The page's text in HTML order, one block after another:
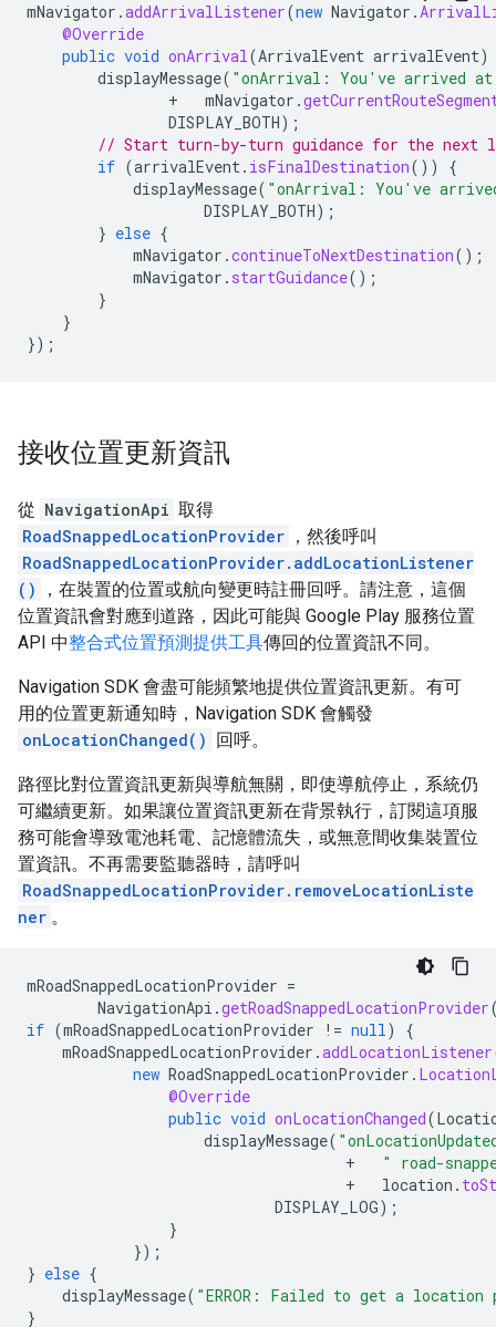
mNavigator .addArrivalListener(new Navigator .
@Override
public void onArrival(ArrivalEvent arrivalEvent)
displayMessage( "onArrival: You've arrived
+
mNavigator .
DISPLAY_BOTH);
// Start turn-by-turn guidance for the next
if (arrivalEvent. isFinalDestination())
{
displayMessage( "onArrival: You've
DISPLAY_BOTH);
} else {
mNavigator .continueToNextDestination();
mNavigator . startGuidance();
}
}
});
接收位置更新資訊
從 NavigationApi 取得
RoadSnappedLocationProvider ，然後呼叫
RoadSnappedLocationProvider.addLocationListener
()
，在裝置的位置或航向變更時註冊回呼。請注意，這個
位置資訊會對應到道路，因此可能與 Google Play 服務位置
API 中整合式位置預測提供工具傳回的位置資訊不同。
Navigation SDK 會盡可能頻繁地提供位置資訊更新。有可
用的位置更新通知時，Navigation SDK 會觸發
onLocationChanged() 回呼。
路徑比對位置資訊更新與導航無關，即使導航停止，系統仍
可繼續更新。如果讓位置資訊更新在背景執行，訂閱這項服
務可能會導致電池耗電、記憶體流失，或無意間收集裝置位
置資訊。不再需要監聽器時，請呼叫
RoadSnappedLocationProvider.removeLocationListe
ner 。
mRoadSnappedLocationProvider =
NavigationApi .getRoadSnappedLocationProvider
if (mRoadSnappedLocationProvider != null)
{
mRoadSnappedLocationProvider .addLocationListener
new RoadSnappedLocationProvider .
@Override
public void onLocationChanged(
displayMessage(
+
" road-
+
location .
DISPLAY_LOG);
}
});
} else {
displayMessage( "ERROR: Failed to get a location
}